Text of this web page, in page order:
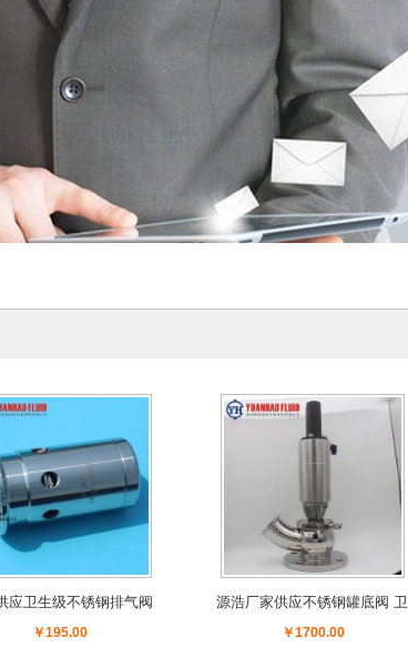
应卫生级不锈钢排气阀
真空呼吸阀
￥195.00
源浩厂家供应不锈钢罐底阀 卫
生级上展式罐底放料阀
￥1700.00